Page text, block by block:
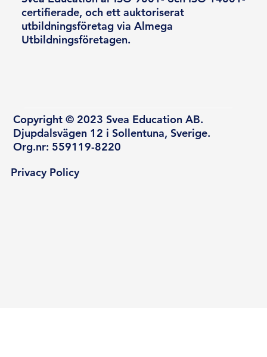
certifierade, och ett auktoriserat
utbildningsföretag via Almega
Utbildningsföretagen.
Copyright © 2023 Svea Education AB.
Djupdalsvägen 12 i Sollentuna, Sverige.
Org.nr: 559119-8220
Privacy Policy